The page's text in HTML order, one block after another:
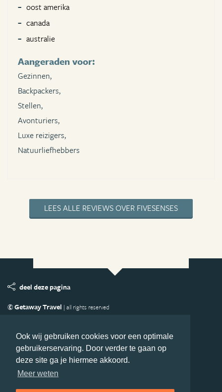
Ook wij gebruiken cookies voor een optimale
gebruikerservaring. Door verder te gaan op
deze site ga je hiermee akkoord.
Meer weten
oost amerika
canada
australie
Aangeraden voor:
Gezinnen,
Backpackers,
Stellen,
Avonturiers,
Luxe reizigers,
Natuurliefhebbers
LEES ALLE REVIEWS OVER FIVESENSES
deel deze pagina
© Getaway Travel | all rights reserved
Copyright
Privacy statement Disclaimer
Cookies
Volg Oceanie.nl
Nieuwsbrief
Facebook